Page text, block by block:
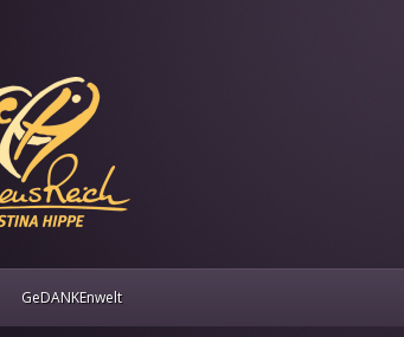
GeDANKEnwelt